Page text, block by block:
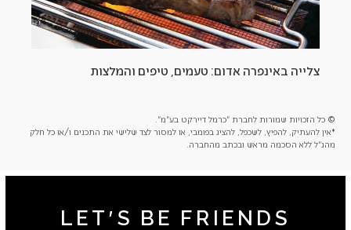
צלייה באינפרה אדום: טעמים, טיפים והמלצות
© כל הזכויות שמורות לחברת "כרמל דיירקט בע"מ".
*אין להעתיק, להפיץ, לשכפל, להציג בפומבי, או למסור לצד שלישי את התכנים ו/או כל חלק
מהנ"ל ללא הסכמה מראש ובכתב מהחברה.
LET'S BE FRIENDS